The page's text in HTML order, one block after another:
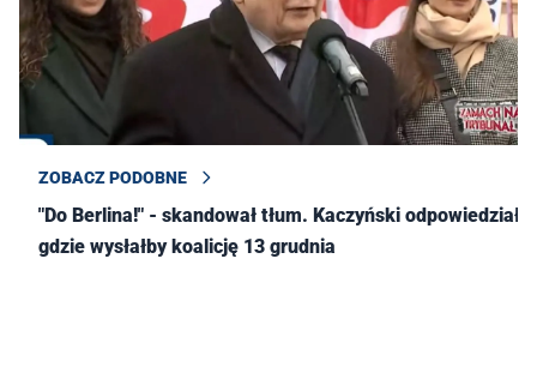
ZOBACZ PODOBNE
"Do Berlina!" - skandował tłum. Kaczyński odpowiedział,
gdzie wysłałby koalicję 13 grudnia